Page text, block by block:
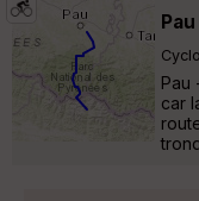
Pau
car